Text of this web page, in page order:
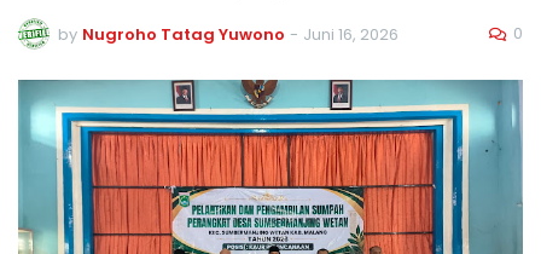
by Nugroho Tatag Yuwono - Juni 16, 2026 0